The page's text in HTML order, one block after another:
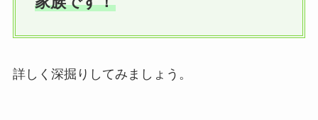
詳しく深掘りしてみましょう。